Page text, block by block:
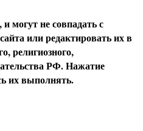
не совпадать с
или редактировать их в
религиозного,
РФ. Нажатие
их выполнять.